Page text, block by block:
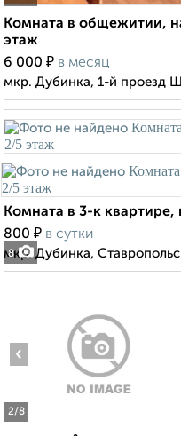
Комната в общежитии,
этаж
6 000 ₽ в месяц
мкр. Дубинка, 1-й проезд
8
Комната в 3-к
800 ₽ в сутки
мкр. Дубинка,
2/8
‹